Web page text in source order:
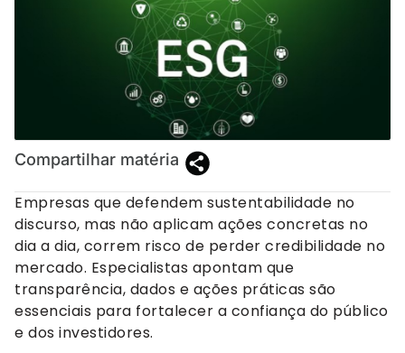
Compartilhar matéria
Empresas que defendem sustentabilidade no
discurso, mas não aplicam ações concretas no
dia a dia, correm risco de perder credibilidade no
mercado. Especialistas apontam que
transparência, dados e ações práticas são
essenciais para fortalecer a confiança do público
e dos investidores.